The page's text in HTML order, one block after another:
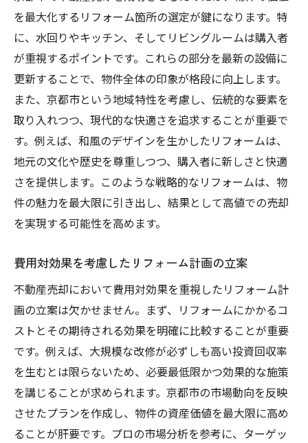
を最大化するリフォーム箇所の選定が鍵になります。特
に、水回りやキッチン、そしてリビングルームは購入者
が重視するポイントです。これらの部分を最新の設備に
更新することで、物件全体の印象が格段に向上します。
また、京都市という地域特性を考慮し、伝統的な要素を
取り入れつつ、現代的な快適さを追求することが重要で
す。例えば、和風のデザインを生かしたリフォームは、
地元の文化や歴史を尊重しつつ、購入者に新しさと快適
さを提供します。このような戦略的なリフォームは、物
件の魅力を最大限に引き出し、結果として高値での売却
を実現する可能性を高めます。
費用対効果を考慮したリフォーム計画の立案
不動産売却において費用対効果を重視したリフォーム計
画の立案は欠かせません。まず、リフォームにかかるコ
ストとその期待される効果を明確に比較することが重要
です。例えば、大規模な改修が必ずしも高い投資回収率
を生むとは限らないため、必要最低限かつ効果的な施策
を講じることが求められます。京都市の市場動向を反映
させたプランを作成し、物件の資産価値を最大限に高め
ることが肝要です。プロの市場分析を参考に、ターゲッ